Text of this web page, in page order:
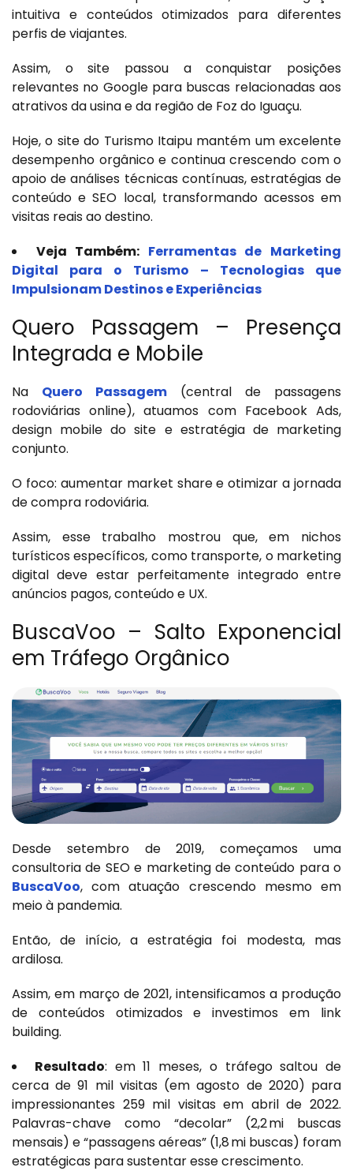
intuitiva e conteúdos otimizados para diferentes
perfis de viajantes.
Assim, o site passou a conquistar posições
relevantes no Google para buscas relacionadas aos
atrativos da usina e da região de Foz do Iguaçu.
Hoje, o site do Turismo Itaipu mantém um excelente
desempenho orgânico e continua crescendo com o
apoio de análises técnicas contínuas, estratégias de
conteúdo e SEO local, transformando acessos em
visitas reais ao destino.
Veja Também: Ferramentas de Marketing
Digital para o Turismo – Tecnologias que
Impulsionam Destinos e Experiências
Quero Passagem – Presença
Integrada e Mobile
Na Quero Passagem (central de passagens
rodoviárias online), atuamos com Facebook Ads,
design mobile do site e estratégia de marketing
conjunto.
O foco: aumentar market share e otimizar a jornada
de compra rodoviária.
Assim, esse trabalho mostrou que, em nichos
turísticos específicos, como transporte, o marketing
digital deve estar perfeitamente integrado entre
anúncios pagos, conteúdo e UX.
BuscaVoo – Salto Exponencial
em Tráfego Orgânico
Desde setembro de 2019, começamos uma
consultoria de SEO e marketing de conteúdo para o
BuscaVoo, com atuação crescendo mesmo em
meio à pandemia.
Então, de início, a estratégia foi modesta, mas
ardilosa.
Assim, em março de 2021, intensificamos a produção
de conteúdos otimizados e investimos em link
building.
Resultado: em 11 meses, o tráfego saltou de
cerca de 91 mil visitas (em agosto de 2020) para
impressionantes 259 mil visitas em abril de 2022.
Palavras-chave como “decolar” (2,2 mi buscas
mensais) e “passagens aéreas” (1,8 mi buscas) foram
estratégicas para sustentar esse crescimento.